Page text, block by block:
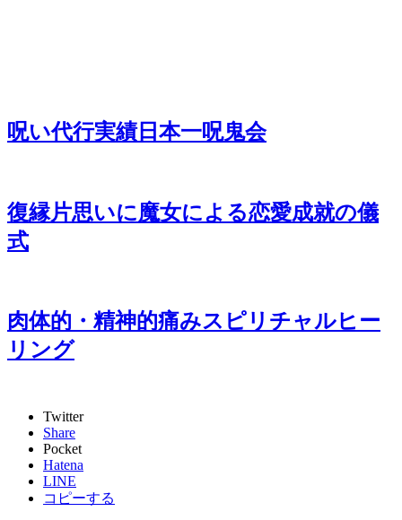
呪い代行実績日本一呪鬼会
復縁片思いに魔女による恋愛成就の儀
式
肉体的・精神的痛みスピリチャルヒー
リング
Twitter
Share
Pocket
Hatena
LINE
コピーする